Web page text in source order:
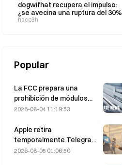
dogwifhat recupera el impulso:
¿se avecina una ruptura del 30%
de WIF?
hace3h
Popular
La FCC prepara una
prohibición de módulos
ópticos chinos para
se enfrenta a un impacto
del 27% en su cuota de
mercado
2026-08-04 11:19:53
Apple retira
temporalmente Telegram
por CSAM; Dúrov lo niega
2026-08-05 01:06:50